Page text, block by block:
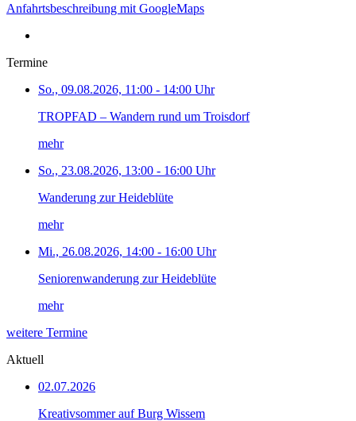
Anfahrtsbeschreibung mit GoogleMaps
Termine
So., 09.08.2026, 11:00 - 14:00 Uhr
TROPFAD – Wandern rund um Troisdorf
mehr
So., 23.08.2026, 13:00 - 16:00 Uhr
Wanderung zur Heideblüte
mehr
Mi., 26.08.2026, 14:00 - 16:00 Uhr
Seniorenwanderung zur Heideblüte
mehr
weitere Termine
Aktuell
02.07.2026
Kreativsommer auf Burg Wissem